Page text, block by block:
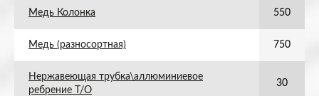
Медь Колонка 550
Медь (разносортная) 750
Нержавеющая трубка\аллюминиевое
ребрение Т/О
30